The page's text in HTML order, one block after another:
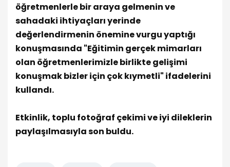
öğretmenlerle bir araya gelmenin ve
sahadaki ihtiyaçları yerinde
değerlendirmenin önemine vurgu yaptığı
konuşmasında "Eğitimin gerçek mimarları
olan öğretmenlerimizle birlikte gelişimi
konuşmak bizler için çok kıymetli" ifadelerini
kullandı.
Etkinlik, toplu fotoğraf çekimi ve iyi dileklerin
paylaşılmasıyla son buldu.